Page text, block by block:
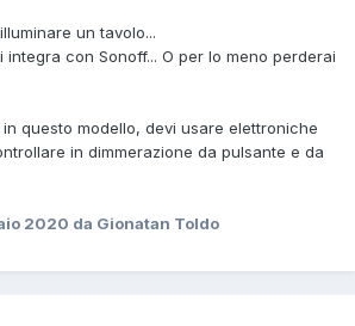
un tavolo...
integra con Sonoff... O per lo meno perderai
questo modello, devi usare elettroniche
in dimmerazione da pulsante e da
2020 da Gionatan Toldo